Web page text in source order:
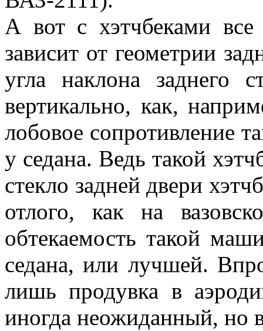
А вот с хэтчбеками все
зависит от геометрии
угла наклона заднего
вертикально, как,
лобовое сопротивление
у седана. Ведь такой
стекло задней двери
отлого, как на
обтекаемость такой
седана, или лучшей.
лишь продувка в
иногда неожиданный, но